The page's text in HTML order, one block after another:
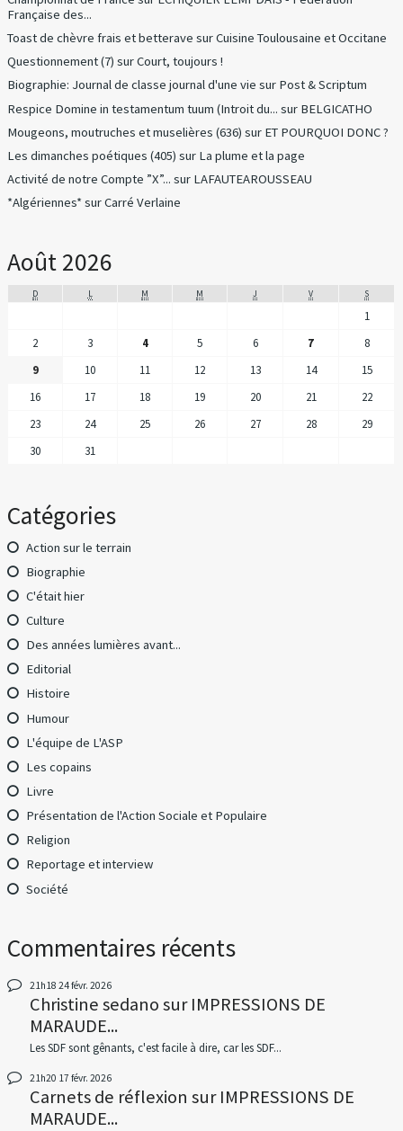
Française des...
Toast de chèvre frais et betterave surCuisine Toulousaine et Occitane
Questionnement (7) surCourt, toujours !
Biographie: Journal de classe journal d'une vie sur Post & Scriptum
Respice Domine in testamentum tuum (Introit du... sur BELGICATHO
Mougeons, moutruches et muselières (636) sur ET POURQUOI DONC ?
Les dimanches poétiques (405) sur La plume et la page
Activité de notre Compte ”X”... sur LAFAUTEAROUSSEAU
*Algériennes*surCarré Verlaine
Août 2026
D L M M J V S
1
2
3 4 5 6 7
8
9
10 11 12 13 14
15
16
17 18 19 20 21
22
23
24 25 26 27 28
29
30
31
Catégories
Action sur le terrain
Biographie
C'était hier
Culture
Des années lumières avant...
Editorial
Histoire
Humour
L'équipe de L'ASP
Les copains
Livre
Présentation de l'Action Sociale et Populaire
Religion
Reportage et interview
Société
Commentaires récents
21h18 24févr. 2026
Christine sedanosurIMPRESSIONS DE
MARAUDE...
Les SDF sont gênants, c'est facile à dire, car les SDF...
21h20 17 févr. 2026
Carnets de réflexion surIMPRESSIONS DE
MARAUDE...